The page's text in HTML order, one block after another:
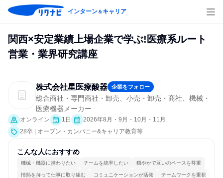
インターン＆キャリア
関西×安定業績上場企業で学ぶ!医療系ルート
営業・業界研究講座
株式会社星医療酸器 企業をフォロー
総合商社・専門商社・卸売、小売・卸売・商社、機械・
医療機器メーカー
オンライン 1日
2026年8月・9月・10月・11月
28卒 | オープン・カンパニー&キャリア教育等
こんな人におすすめ
機械・機器に携わりたい チームを統率したい 穏やかで互いのペースを尊重
情熱を持って仕事に取り組む コミュニケーションが活発 チームワークを重視